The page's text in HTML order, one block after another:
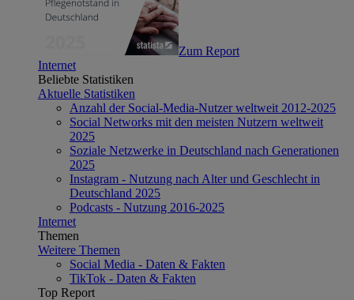
Zum Report
Internet
Beliebte Statistiken
Aktuelle Statistiken
Anzahl der Social-Media-Nutzer weltweit 2012-2025
Social Networks mit den meisten Nutzern weltweit
2025
Soziale Netzwerke in Deutschland nach Generationen
2025
Instagram - Nutzung nach Alter und Geschlecht in
Deutschland 2025
Podcasts - Nutzung 2016-2025
Internet
Themen
Weitere Themen
Social Media - Daten & Fakten
TikTok - Daten & Fakten
Top Report